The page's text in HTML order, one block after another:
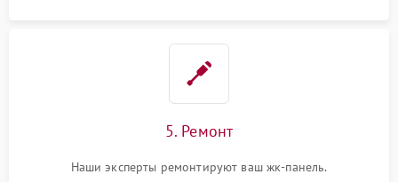
5. Ремонт
Наши эксперты ремонтируют ваш жк-панель.